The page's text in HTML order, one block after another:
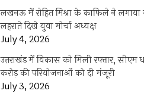
लखनऊ में रोहित मिश्रा के काफिले ने लगाया
लहराते दिखे युवा मोर्चा अध्यक्ष
July 4, 2026
उत्तराखंड में विकास को मिली रफ्तार, सीएम
करोड़ की परियोजनाओं को दी मंजूरी
July 3, 2026